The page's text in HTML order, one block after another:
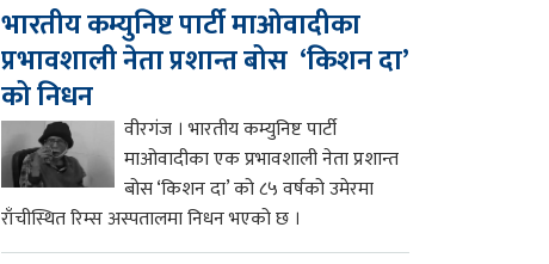
भारतीय कम्युनिष्ट पार्टी माओवादीका
प्रभावशाली नेता प्रशान्त बोस ‘किशन दा’
को निधन
वीरगंज । भारतीय कम्युनिष्ट पार्टी
माओवादीका एक प्रभावशाली नेता प्रशान्त
बोस ‘किशन दा’ को ८५ वर्षको उमेरमा
राँचीस्थित रिम्स अस्पतालमा निधन भएको छ ।